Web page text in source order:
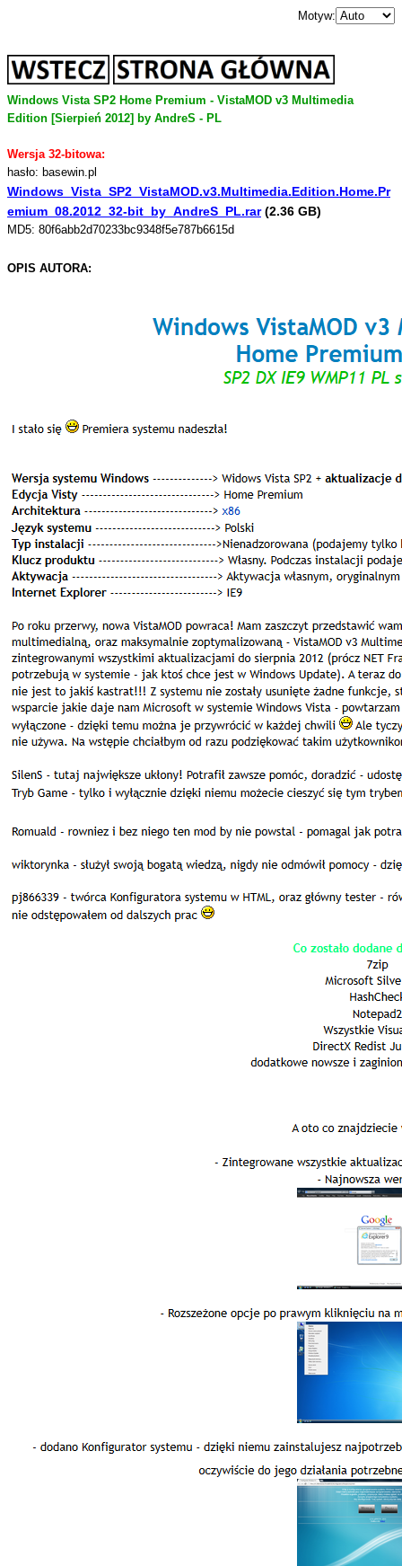
Motyw:
Windows Vista SP2 Home Premium - VistaMOD v3 Multimedia
Edition [Sierpień 2012] by AndreS - PL
Wersja 32-bitowa:
hasło: basewin.pl
Windows_Vista_SP2_VistaMOD.v3.Multimedia.Edition.Home.Pr
emium_08.2012_32-bit_by_AndreS_PL.rar(2.36 GB)
MD5: 80f6abb2d70233bc9348f5e787b6615d
OPIS AUTORA: